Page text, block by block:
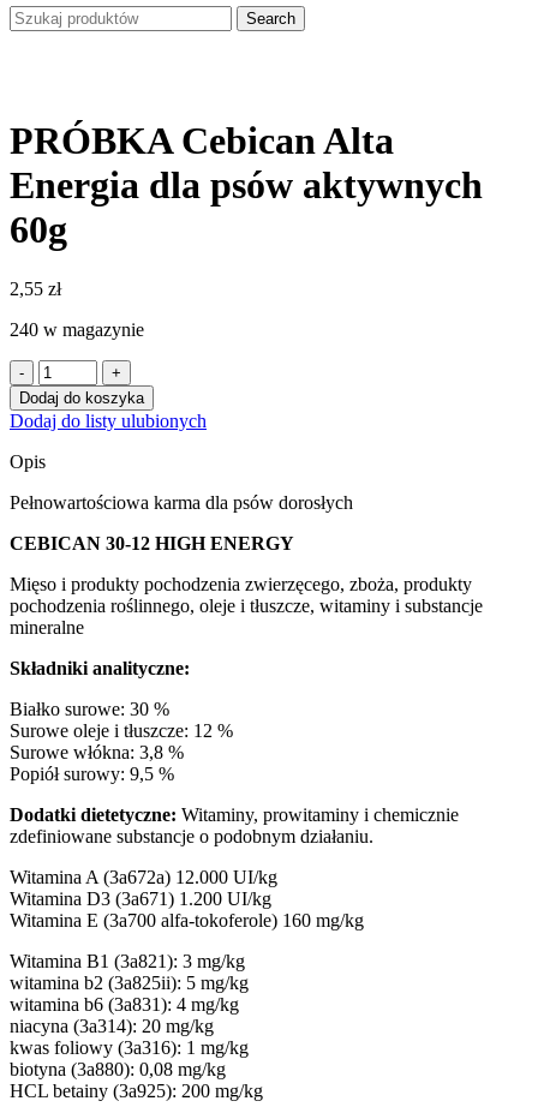
Search
PRÓBKA Cebican Alta
Energia dla psów aktywnych
60g
2,55 zł
240 w magazynie
ilość
PRÓBKA
Cebican
Alta
Energia
psów
60g
Dodaj do koszyka
Dodaj do listy ulubionych
Opis
Pełnowartościowa karma dla psów dorosłych
CEBICAN 30-12 HIGH ENERGY
Mięso i produkty pochodzenia zwierzęcego, zboża, produkty
pochodzenia roślinnego, oleje i tłuszcze, witaminy i substancje
mineralne
Składniki analityczne:
Białko surowe: 30 %
Surowe oleje i tłuszcze: 12 %
Surowe włókna: 3,8 %
Popiół surowy: 9,5 %
Dodatki dietetyczne: Witaminy, prowitaminy i chemicznie
zdefiniowane substancje o podobnym działaniu.
Witamina A (3a672a) 12.000 UI/kg
Witamina D3 (3a671) 1.200 UI/kg
Witamina E (3a700 alfa-tokoferole) 160 mg/kg
Witamina B1 (3a821): 3 mg/kg
witamina b2 (3a825ii): 5 mg/kg
witamina b6 (3a831): 4 mg/kg
niacyna (3a314): 20 mg/kg
kwas foliowy (3a316): 1 mg/kg
biotyna (3a880): 0,08 mg/kg
HCL betainy (3a925): 200 mg/kg